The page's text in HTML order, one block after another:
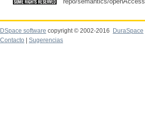
DSpace software copyright © 2002-2016
DuraSpace
Contacto
Sugerencias